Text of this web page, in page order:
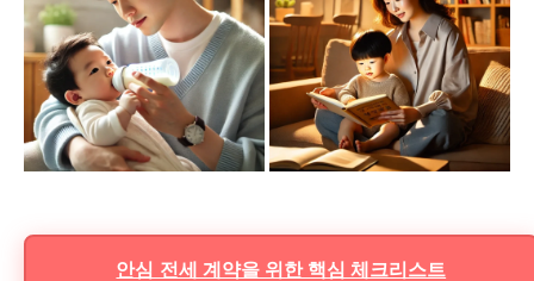
안심 전세 계약을 위한 핵심 체크리스트